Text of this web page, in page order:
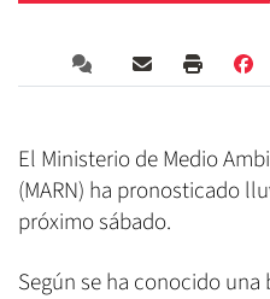
El Ministerio de Medio
(MARN) ha pronosticado
próximo sábado.
Según se ha conocido